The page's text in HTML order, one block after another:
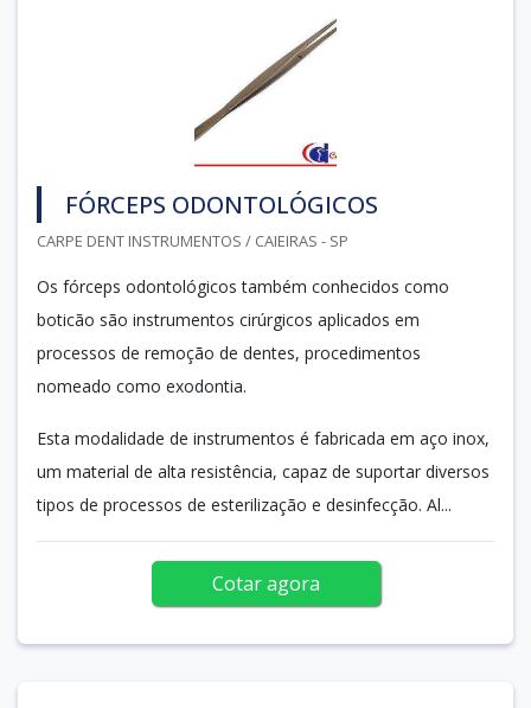
FÓRCEPS ODONTOLÓGICOS
CARPE DENT INSTRUMENTOS / CAIEIRAS - SP
Os fórceps odontológicos também conhecidos como
boticão são instrumentos cirúrgicos aplicados em
processos de remoção de dentes, procedimentos
nomeado como exodontia.
Esta modalidade de instrumentos é fabricada em aço inox,
um material de alta resistência, capaz de suportar diversos
tipos de processos de esterilização e desinfecção. Al...
Cotar agora